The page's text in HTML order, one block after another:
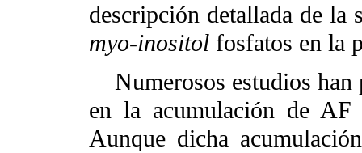
descripción detallada de
myo-inositol fosfatos en la
Numerosos estudios han
en la acumulación de
Aunque dicha